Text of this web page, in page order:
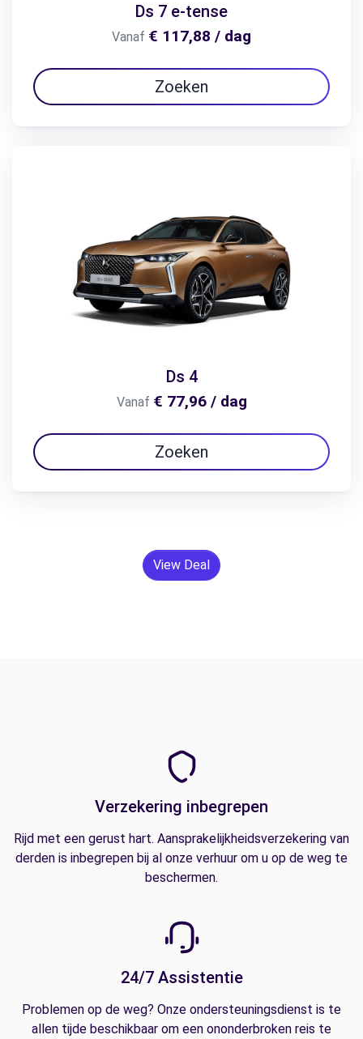
Ds 7 e-tense
Vanaf € 117,88 / dag
Zoeken
Ds 4
Vanaf € 77,96 / dag
Zoeken
View Deal
Verzekering inbegrepen
Rijd met een gerust hart. Aansprakelijkheidsverzekering van
derden is inbegrepen bij al onze verhuur om u op de weg te
beschermen.
24/7 Assistentie
Problemen op de weg? Onze ondersteuningsdienst is te
allen tijde beschikbaar om een ononderbroken reis te